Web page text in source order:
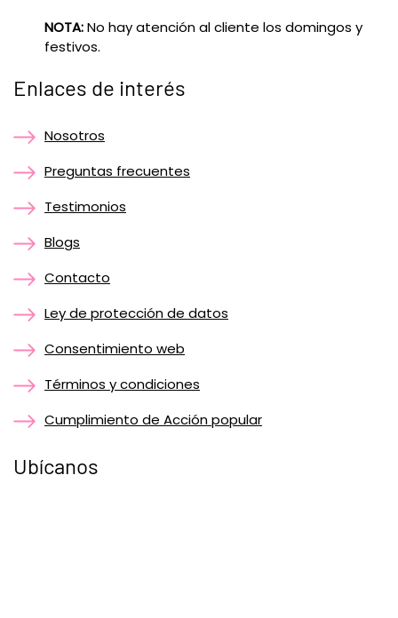
NOTA:No hay atención al cliente los domingos y
festivos.
Enlaces de interés
Nosotros
Preguntas frecuentes
Testimonios
Blogs
Contacto
Ley de protección de datos
Consentimiento web
Términos y condiciones
Cumplimiento de Acción popular
Ubícanos